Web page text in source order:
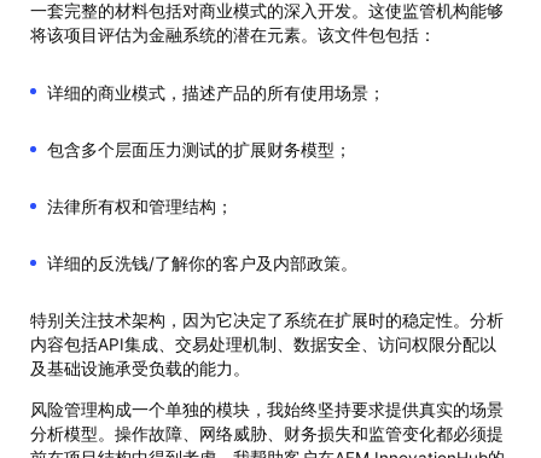
一套完整的材料包括对商业模式的深入开发。这使监管机构能够
将该项目评估为金融系统的潜在元素。该文件包包括：
详细的商业模式，描述产品的所有使用场景；
包含多个层面压力测试的扩展财务模型；
法律所有权和管理结构；
详细的反洗钱/了解你的客户及内部政策。
特别关注技术架构，因为它决定了系统在扩展时的稳定性。分析
内容包括API集成、交易处理机制、数据安全、访问权限分配以
及基础设施承受负载的能力。
风险管理构成一个单独的模块，我始终坚持要求提供真实的场景
分析模型。操作故障、网络威胁、财务损失和监管变化都必须提